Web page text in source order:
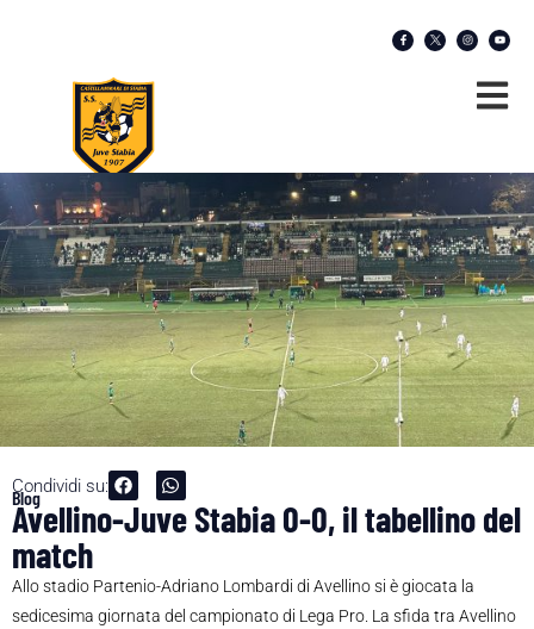
Condividi su:
Blog
Avellino-Juve Stabia 0-0, il tabellino del
match
Allo stadio Partenio-Adriano Lombardi di Avellino si è giocata la
sedicesima giornata del campionato di Lega Pro. La sfida tra Avellino